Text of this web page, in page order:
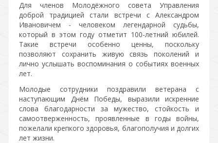
Для членов Молодёжного совета Управления
доброй традицией стали встречи с Александром
Ивановичем - человеком легендарной судьбы,
который в этом году отметит 100-летний юбилей.
Такие встречи особенно ценны, поскольку
позволяют сохранить живую связь поколений и
лично услышать воспоминания о событиях военных
лет.
Молодые сотрудники поздравили ветерана с
наступающим Днём Победы, выразили искренние
слова благодарности за мужество, стойкость и
самоотверженность, проявленные в годы войны,
пожелали крепкого здоровья, благополучия и долгих
лет жизни.